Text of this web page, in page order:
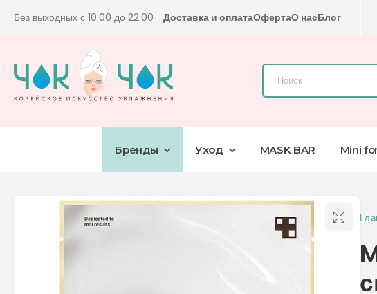
Без выходных с 10:00 до 22:00 Доставка и оплатаОфертаО насБлог
Бренды Уход MASK BAR Mini